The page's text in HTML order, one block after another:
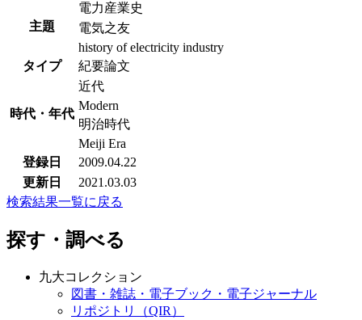
主題
電力産業史
電気之友
history of electricity industry
タイプ
紀要論文
時代・年代
近代
Modern
明治時代
Meiji Era
登録日
2009.04.22
更新日
2021.03.03
検索結果一覧に戻る
探す・調べる
九大コレクション
図書・雑誌・電子ブック・電子ジャーナル
リポジトリ（QIR）